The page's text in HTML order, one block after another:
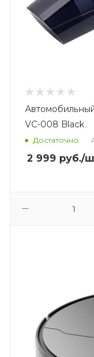
VC-008 Black
Достаточно
2 999 руб./